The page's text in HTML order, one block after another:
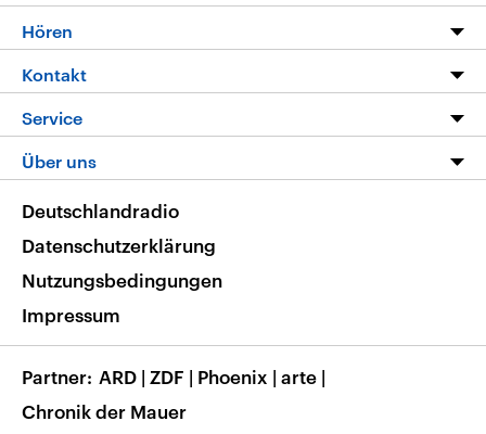
Programm
Die Nachrichten
Nachrichtenleicht
Neue Beiträge auf dlf.de
Hören
Livestream
Podcasts
Deutschlandfunk App
Nachrichten App
Frequenzen
Kontakt
Hörerservice
Service
FAQ
Veranstaltungen
Musikliste
RSS
Über uns
Barrierefreiheit
Deutschlandradio
Datenschutzerklärung
Nutzungsbedingungen
Impressum
Partner ARD | ZDF | Phoenix | arte |
Chronik der Mauer